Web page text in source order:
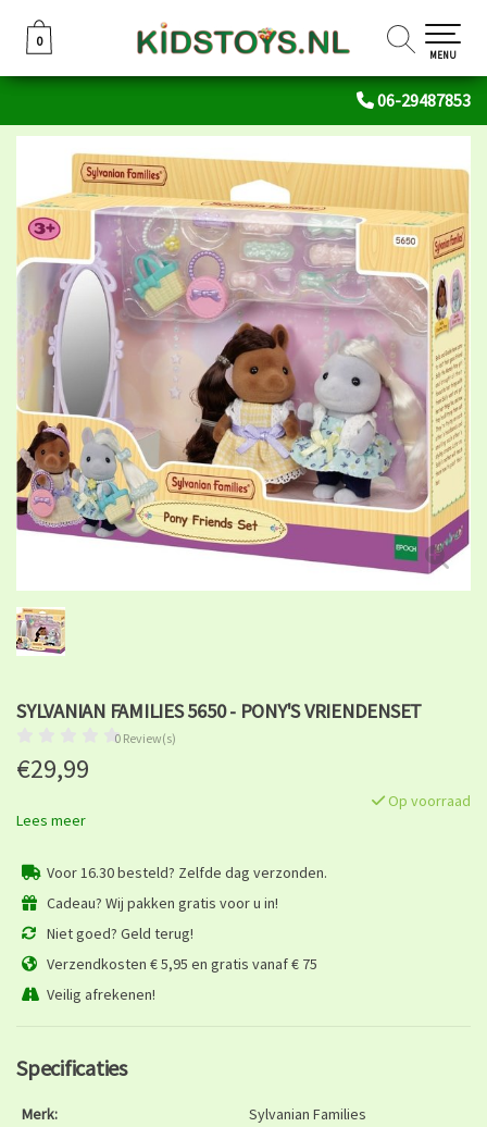
06-29487853
0
0
MENU
SYLVANIAN FAMILIES 5650 - PONY'S VRIENDENSET
0 Review(s)
€29,99
Op voorraad
Lees meer
Voor 16.30 besteld? Zelfde dag verzonden.
Cadeau? Wij pakken gratis voor u in!
Niet goed? Geld terug!
Verzendkosten € 5,95 en gratis vanaf € 75
Veilig afrekenen!
Specificaties
Merk:
Sylvanian Families